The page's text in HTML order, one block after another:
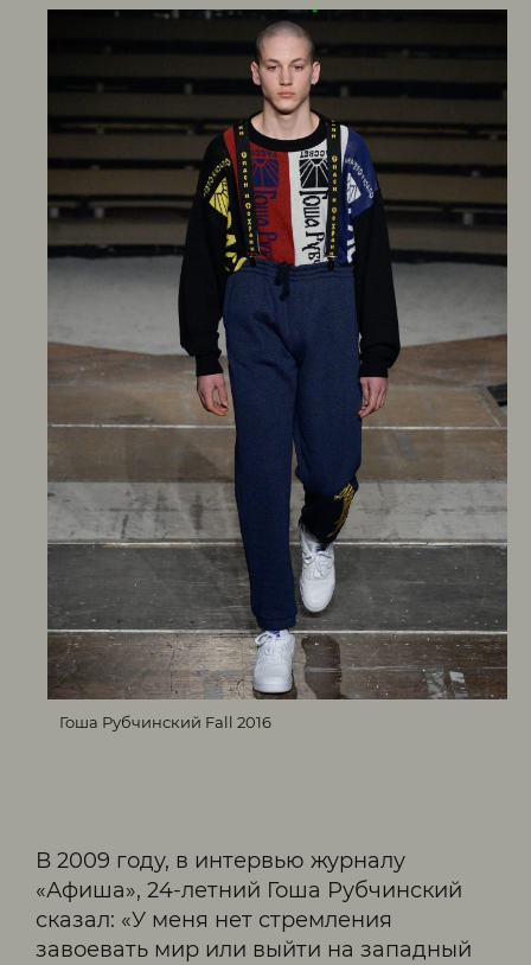
Гоша Рубчинский Fall 2016
В 2009 году, в интервью журналу
«Афиша», 24-летний Гоша Рубчинский
сказал: «У меня нет стремления
завоевать мир или выйти на западный